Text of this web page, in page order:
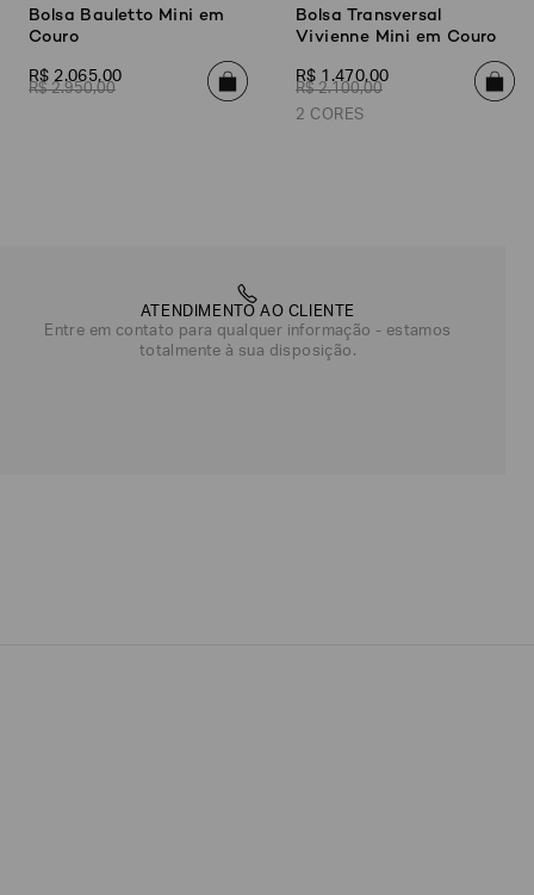
Bolsa Bauletto Mini em
Couro
R$ 2.065,00
R$ 2.950,00
Bolsa Transversal
Vivienne Mini em Couro
R$ 1 .470,00
R$ 2.100,00
2 CORES
ATENDIMENTO AO CLIENTE
Entre em contato para qualquer informação - estamos
totalmente à sua disposição.